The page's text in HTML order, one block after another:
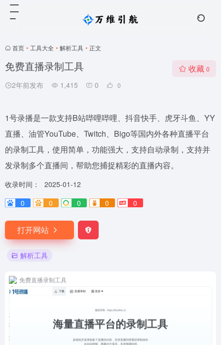
首页 • 工具大全 • 解析工具 • 正文
免费直播录制工具
2年前发布 1,415 0 0
收藏 0
1号录播是一款支持B站哔哩哔哩、抖音快手、虎牙斗鱼、YY
直播、油管YouTube、Twitch、Bigo等国内外各种直播平台
的录制工具，使用简单，功能强大，支持自动录制，支持并
发录制多个直播间，帮助您捕捉精彩的直播内容。
收录时间：
2025-01-12
0
0 0 0 0
打开网站
解析工具
免费直播录制工具